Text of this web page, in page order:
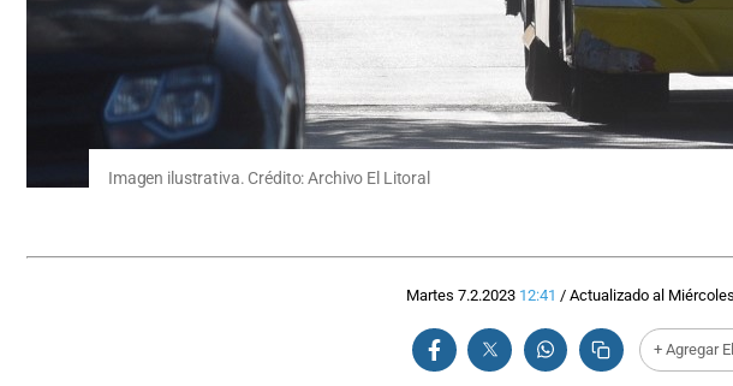
Imagen ilustrativa. Crédito: Archivo El Litoral
Martes 7.2.2023 12:41 / Actualizado al
+ Agregar